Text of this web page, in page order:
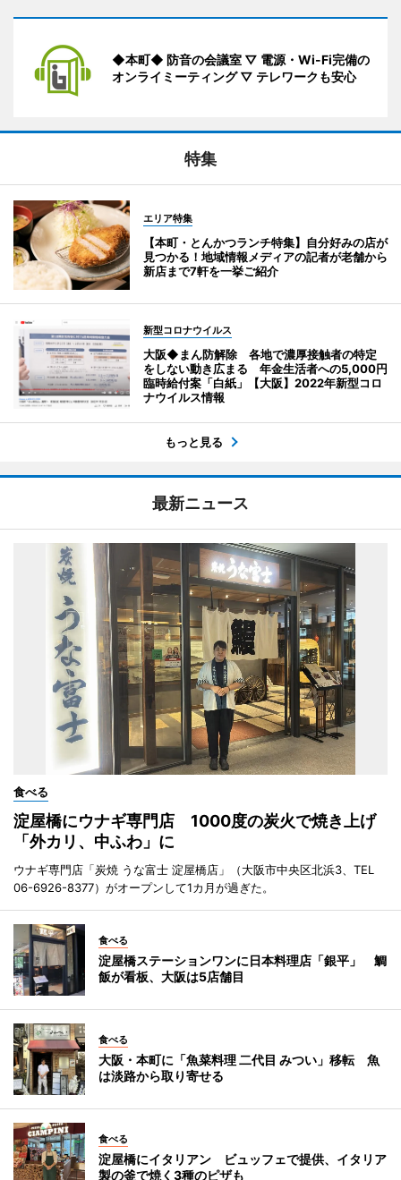
◆本町◆ 防音の会議室 ▽ 電源・Wi-Fi完備の
オンライミーティング ▽ テレワークも安心
特集
エリア特集
【本町・とんかつランチ特集】自分好みの店が
見つかる！地域情報メディアの記者が老舗から
新店まで7軒を一挙ご紹介
新型コロナウイルス
大阪◆まん防解除 各地で濃厚接触者の特定
をしない動き広まる 年金生活者への5,000円
臨時給付案「白紙」【大阪】2022年新型コロ
ナウイルス情報
もっと見る
最新ニュース
食べる
淀屋橋にウナギ専門店 1000度の炭火で焼き上げ
「外カリ、中ふわ」に
ウナギ専門店「炭焼 うな富士 淀屋橋店」（大阪市中央区北浜3、TEL
06-6926-8377）がオープンして1カ月が過ぎた。
食べる
淀屋橋ステーションワンに日本料理店「銀平」 鯛
飯が看板、大阪は5店舗目
食べる
大阪・本町に「魚菜料理 二代目 みつい」移転 魚
は淡路から取り寄せる
食べる
淀屋橋にイタリアン ビュッフェで提供、イタリア
製の釜で焼く3種のピザも